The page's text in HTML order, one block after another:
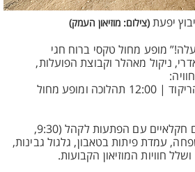
יפעת (צילום: מוזיאון העמק)
מופע מחול טקסי ברוח חגי
ניקול מאהלר וקבוצת הפועלות,
11:00 לימוד משותף של הריקוד | 12:00 תהלוכה ומופע מחול
עוד בתוכנית: הדגמות כלים חקלאיים עם הפתעות לקהל (9:30,
עמדת פיתות בטאבון, גלגול גבינות,
חוויות המוזיאון הקבועות.